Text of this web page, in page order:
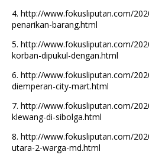
4. http://www.fokusliputan.com/
penarikan-barang.html
5. http://www.fokusliputan.com/
korban-dipukul-dengan.html
6. http://www.fokusliputan.com/
diemperan-city-mart.html
7. http://www.fokusliputan.com/
klewang-di-sibolga.html
8. http://www.fokusliputan.com/
utara-2-warga-md.html